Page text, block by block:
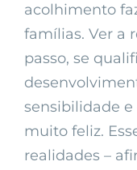
acolhimento
famílias. Ver a
passo, se
sensibilidade
muito feliz.
realidades –